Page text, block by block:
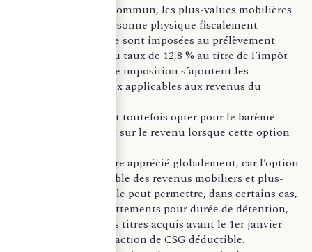
En régime de droit commun, les plus-values mobilières
réalisées par une personne physique fiscalement
domiciliée en France sont imposées au prélèvement
forfaitaire unique, au taux de 12,8 % au titre de l’impôt
sur le revenu. À cette imposition s’ajoutent les
prélèvements sociaux applicables aux revenus du
Le contribuable peut toutefois opter pour le barème
progressif de l’impôt sur le revenu lorsque cette option
Cet arbitrage doit être apprécié globalement, car l’option
s’applique à l’ensemble des revenus mobiliers et plus-
values de l’année. Elle peut permettre, dans certains cas,
de mobiliser des abattements pour durée de détention,
notamment pour des titres acquis avant le 1er janvier
2018, ainsi qu’une fraction de CSG déductible.